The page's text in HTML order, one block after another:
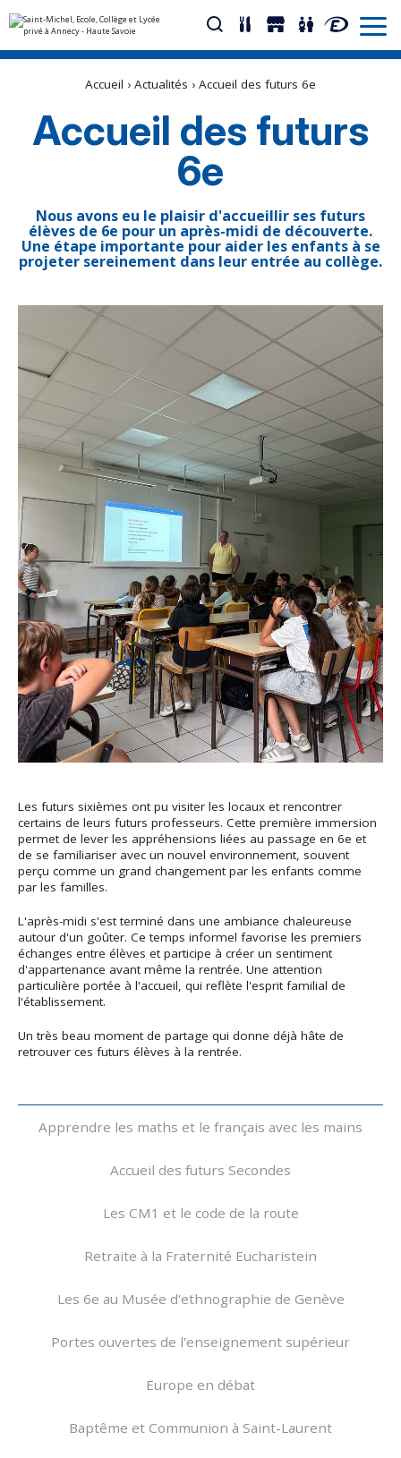
Aller
navigation
Outils
Accueil › Actualités › Accueil des futurs 6e
Accueil des futurs
6e
Nous avons eu le plaisir d'accueillir ses futurs
élèves de 6e pour un après-midi de découverte.
Une étape importante pour aider les enfants à se
projeter sereinement dans leur entrée au collège.
Les futurs sixièmes ont pu visiter les locaux et rencontrer
certains de leurs futurs professeurs. Cette première immersion
permet de lever les appréhensions liées au passage en 6e et
de se familiariser avec un nouvel environnement, souvent
perçu comme un grand changement par les enfants comme
par les familles.
L'après-midi s'est terminé dans une ambiance chaleureuse
autour d'un goûter. Ce temps informel favorise les premiers
échanges entre élèves et participe à créer un sentiment
d'appartenance avant même la rentrée. Une attention
particulière portée à l'accueil, qui reflète l'esprit familial de
l'établissement.
Un très beau moment de partage qui donne déjà hâte de
retrouver ces futurs élèves à la rentrée.
Navigation
Apprendre les maths et le français avec les mains
Accueil des futurs Secondes
Les CM1 et le code de la route
Retraite à la Fraternité Eucharistein
Les 6e au Musée d'ethnographie de Genève
Portes ouvertes de l'enseignement supérieur
Europe en débat
Baptême et Communion à Saint-Laurent